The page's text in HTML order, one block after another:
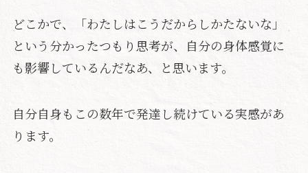
どこかで、「わたしはこうだからしかたないな」
という分かったつもり思考が、自分の身体感覚に
も影響しているんだなあ、と思います。
自分自身もこの数年で発達し続けている実感があ
ります。